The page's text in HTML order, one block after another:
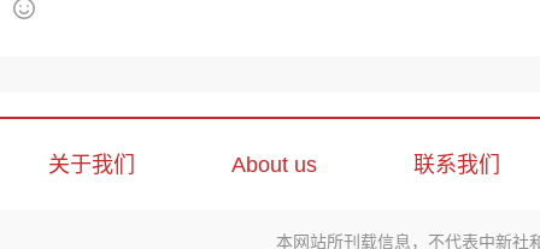
关于我们 About us 联系我们
本网站所刊载信息，不代表中新社